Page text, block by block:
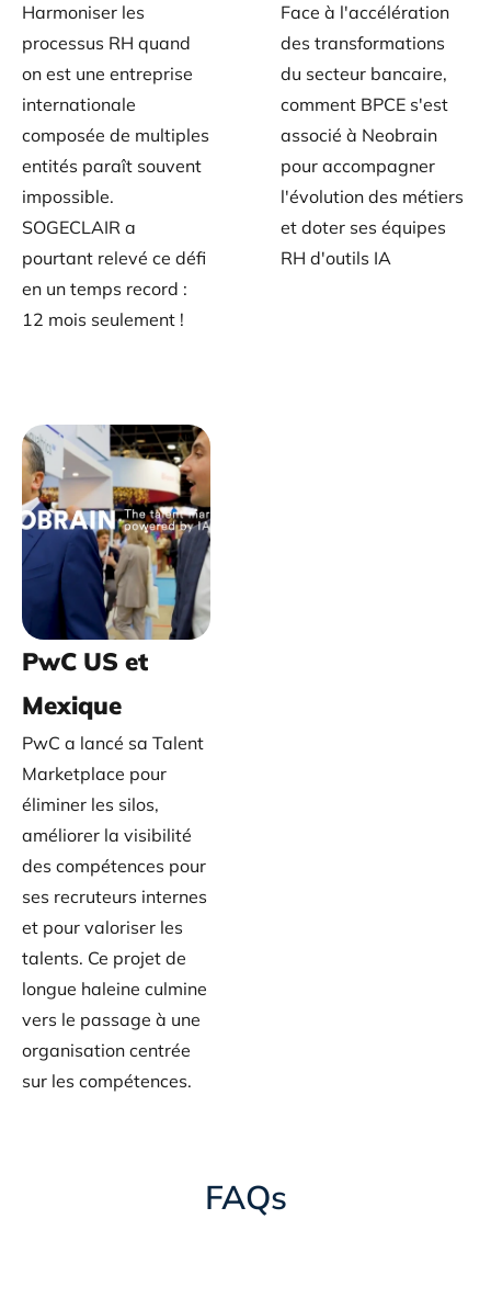
Harmoniser les
processus RH quand
on est une entreprise
internationale
composée de multiples
entités paraît souvent
impossible.
SOGECLAIR a
pourtant relevé ce défi
en un temps record :
12 mois seulement !
Face à l'accélération
des transformations
du secteur bancaire,
comment BPCE s'est
associé à Neobrain
pour accompagner
l'évolution des métiers
et doter ses équipes
RH d'outils IA
PwC US et
Mexique
PwC a lancé sa Talent
Marketplace pour
éliminer les silos,
améliorer la visibilité
des compétences pour
ses recruteurs internes
et pour valoriser les
talents. Ce projet de
longue haleine culmine
vers le passage à une
organisation centrée
sur les compétences.
FAQs